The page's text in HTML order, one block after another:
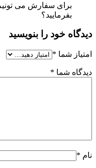
برای سفارش می
بفرمایید؟
دیدگاه خود را بنویسید
امتیاز شما *
دیدگاه شما *
نام *